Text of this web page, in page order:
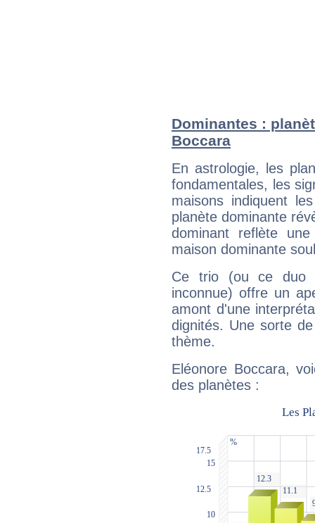
Dominantes :
Boccara
En astrologie, les
fondamentales, les
maisons indiquent
planète dominante
dominant reflète
maison dominante
Ce trio (ou ce duo
inconnue) offre un
amont d'une
dignités. Une sorte
thème.
Eléonore Boccara,
des planètes :